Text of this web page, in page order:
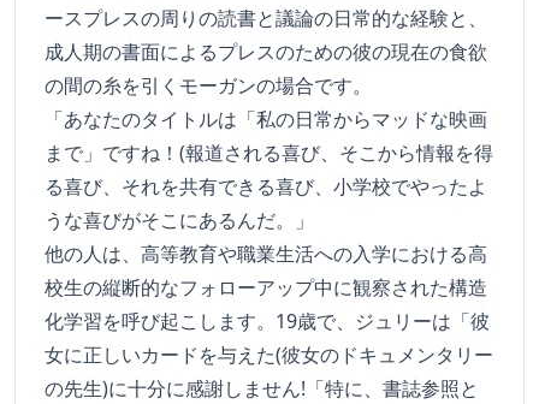
ースプレスの周りの読書と議論の日常的な経験と、
成人期の書面によるプレスのための彼の現在の食欲
の間の糸を引くモーガンの場合です。
「あなたのタイトルは「私の日常からマッドな映画
まで」ですね！(報道される喜び、そこから情報を得
る喜び、それを共有できる喜び、小学校でやったよ
うな喜びがそこにあるんだ。」
他の人は、高等教育や職業生活への入学における高
校生の縦断的なフォローアップ中に観察された構造
化学習を呼び起こします。19歳で、ジュリーは「彼
女に正しいカードを与えた(彼女のドキュメンタリー
の先生)に十分に感謝しません!「特に、書誌参照と